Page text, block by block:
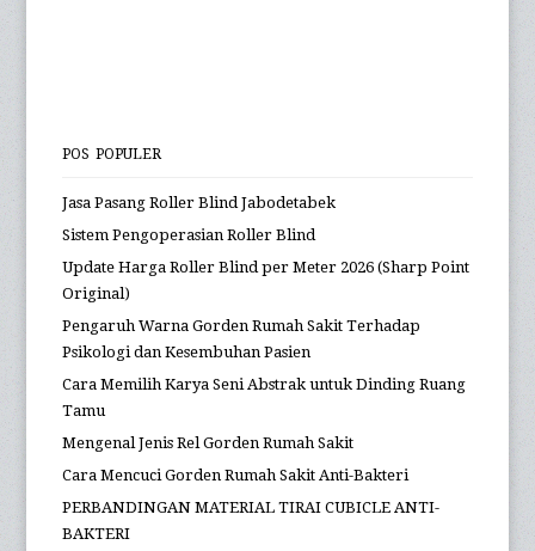
PANDUAN LENGKAP STANDAR AKREDITASI TIRAI
KONTRAKTOR JASA PASANG GORDEN RUMAH SAKIT
DI JAKARTA: SPESIALIS TIRAI MEDIS ANTI-BAKTERI
KATEGORI
BLOG.
Jasa Pasang Karpet
Pasang Gorden
Portofolio
Produk
Testimonial